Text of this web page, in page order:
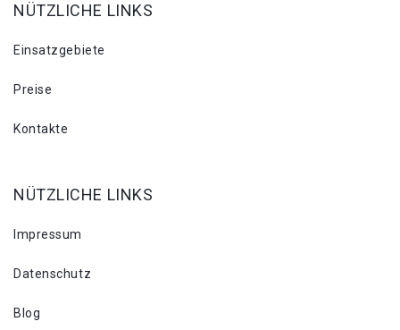
NÜTZLICHE LINKS
Einsatzgebiete
Preise
Kontakte
NÜTZLICHE LINKS
Impressum
Datenschutz
Blog